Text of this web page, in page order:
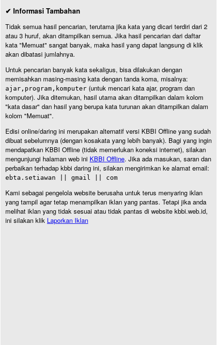
✔ Informasi Tambahan
Tidak semua hasil pencarian, terutama jika kata yang dicari terdiri dari 2
atau 3 huruf, akan ditampilkan semua. Jika hasil pencarian dari daftar
kata "Memuat" sangat banyak, maka hasil yang dapat langsung di klik
akan dibatasi jumlahnya.
Untuk pencarian banyak kata sekaligus, bisa dilakukan dengan
memisahkan masing-masing kata dengan tanda koma, misalnya:
ajar,program,komputer (untuk mencari kata ajar, program dan
komputer). Jika ditemukan, hasil utama akan ditampilkan dalam kolom
"kata dasar" dan hasil yang berupa kata turunan akan ditampilkan dalam
kolom "Memuat".
Edisi online/daring ini merupakan alternatif versi KBBI Offline yang sudah
dibuat sebelumnya (dengan kosakata yang lebih banyak). Bagi yang ingin
mendapatkan KBBI Offline (tidak memerlukan koneksi internet), silakan
mengunjungi halaman web ini KBBI Offline. Jika ada masukan, saran dan
perbaikan terhadap kbbi daring ini, silakan mengirimkan ke alamat email:
ebta.setiawan || gmail || com
Kami sebagai pengelola website berusaha untuk terus menyaring iklan
yang tampil agar tetap menampilkan iklan yang pantas. Tetapi jika anda
melihat iklan yang tidak sesuai atau tidak pantas di website kbbi.web.id,
ini silakan klik Laporkan Iklan